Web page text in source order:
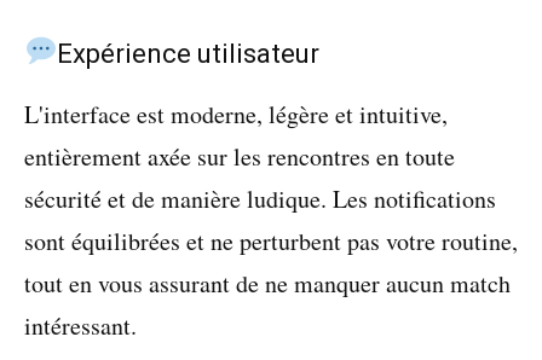
Expérience utilisateur
L'interface est moderne, légère et intuitive,
entièrement axée sur les rencontres en toute
sécurité et de manière ludique. Les notifications
sont équilibrées et ne perturbent pas votre routine,
tout en vous assurant de ne manquer aucun match
intéressant.